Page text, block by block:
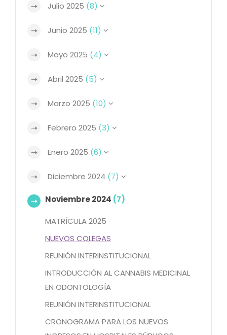
Julio 2025 (8)
Junio 2025 (11)
Mayo 2025 (4)
Abril 2025 (5)
Marzo 2025 (10)
Febrero 2025 (3)
Enero 2025 (6)
Diciembre 2024 (7)
Noviembre 2024 (7)
MATRÍCULA 2025
NUEVOS COLEGAS
REUNIÓN INTERINSTITUCIONAL
INTRODUCCIÓN AL CANNABIS MEDICINAL
EN ODONTOLOGÍA
REUNIÓN INTERINSTITUCIONAL
CRONOGRAMA PARA LOS NUEVOS